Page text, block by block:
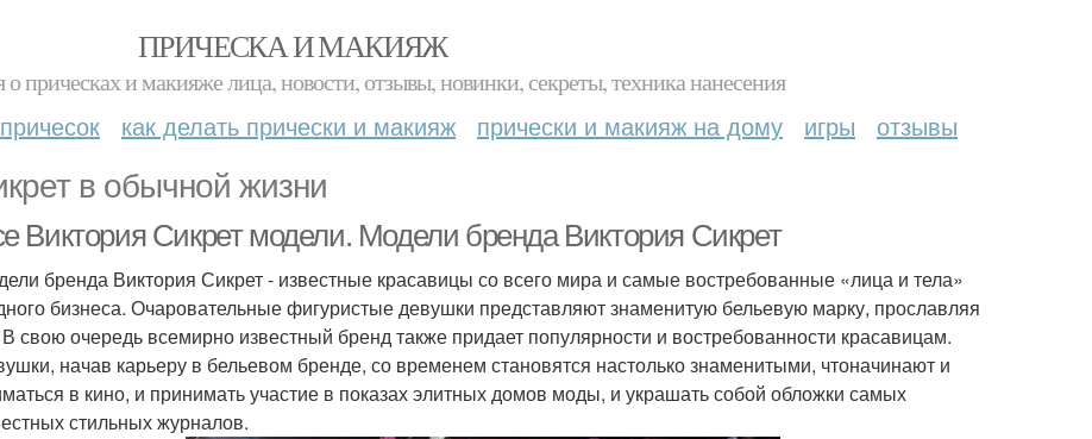
ПРИЧЕСКА И МАКИЯЖ
прическах и макияже лица, новости, отзывы, новинки, секреты, техника нанесения
как делать прически и макияж прически и макияж на дому игры отзывы
в обычной жизни
Виктория Сикрет модели. Модели бренда Виктория Сикрет
бренда Виктория Сикрет - известные красавицы со всего мира и самые востребованные «лица и тела»
бизнеса. Очаровательные фигуристые девушки представляют знаменитую бельевую марку, прославляя
свою очередь всемирно известный бренд также придает популярности и востребованности красавицам.
начав карьеру в бельевом бренде, со временем становятся настолько знаменитыми, чтоначинают и
в кино, и принимать участие в показах элитных домов моды, и украшать собой обложки самых
стильных журналов.